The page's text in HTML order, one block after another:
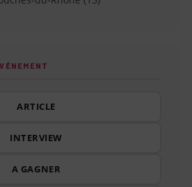
ARTICLE
INTERVIEW
A GAGNER